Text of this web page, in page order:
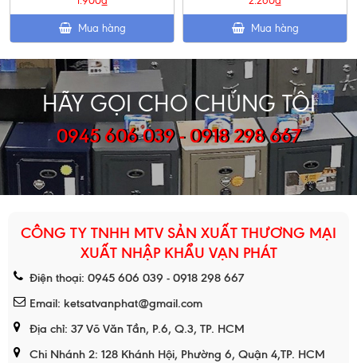
Mua hàng Mua hàng
HÃY GỌI CHO CHÚNG TÔI
0945 606 039 - 0918 298 667
CÔNG TY TNHH MTV SẢN XUẤT THƯƠNG MẠI
XUẤT NHẬP KHẨU VẠN PHÁT
Điện thoại: 0945 606 039 - 0918 298 667
Email: ketsatvanphat@gmail.com
Địa chỉ: 37 Võ Văn Tần, P.6, Q.3, TP. HCM
Chi Nhánh 2: 128 Khánh Hội, Phường 6, Quận 4,TP. HCM